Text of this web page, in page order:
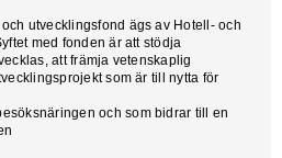
utvecklingsfond ägs av Hotell- och
med fonden är att stödja
att främja vetenskaplig
som är till nytta för
och som bidrar till en